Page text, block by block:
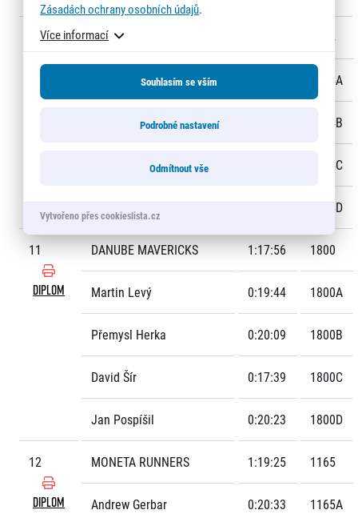
10 PACINGWITHCONFIDENCE 1924
Petr Ložek 1924A
Jaroslav Pavlas 1924B
Jana Neuhauserová 1924C
Roberto Ortega Skocovky 0:16:22 1924D
11
DIPLOM
DANUBE MAVERICKS 1:17:56 1800
Martin Levý 0:19:44 1800A
Přemysl Herka 0:20:09 1800B
David Šír 0:17:39 1800C
Jan Pospíšil 0:20:23 1800D
12
DIPLOM
MONETA RUNNERS 1:19:25 1165
Andrew Gerbar 0:20:33 1165A
Zásadách ochrany osobních údajů.
Více informací
Souhlasím se vším
Podrobné nastavení
Odmítnout vše
Vytvořeno přes cookieslista.cz